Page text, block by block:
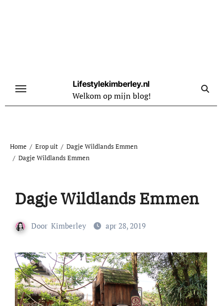
Lifestylekimberley.nl
Welkom op mijn blog!
Home Erop uit
Dagje Wildlands Emmen
Dagje Wildlands Emmen
Dagje Wildlands Emmen
Door Kimberley apr 28, 2019